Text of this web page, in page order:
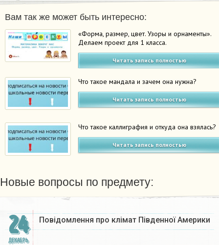
Вам так же может быть интересно:
«Форма, размер, цвет. Узоры и орнаменты».
Делаем проект для 1 класса.
Читать запись полностью
Что такое мандала и зачем она нужна?
Читать запись полностью
Что такое каллиграфия и откуда она взялась?
Читать запись полностью
Новые вопросы по предмету:
24
ДЕКАБРЬ
Повідомлення про клімат Південної Америки